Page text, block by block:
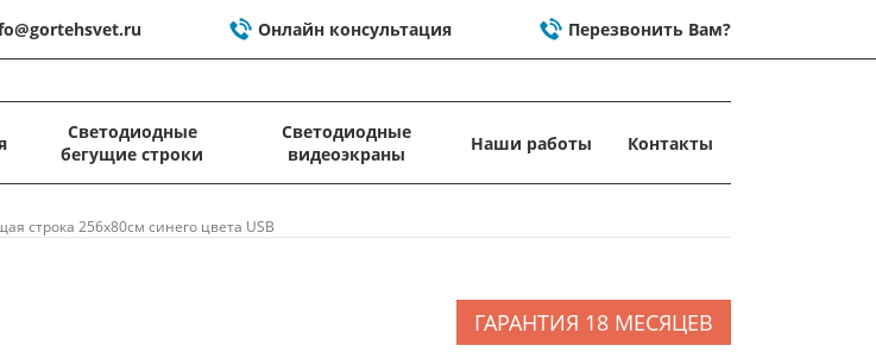
Онлайн консультация Перезвонить Вам?
Светодиодные
бегущие строки
Светодиодные
видеоэкраны
Наши работы Контакты
строка 256x80см синего цвета USB
ГАРАНТИЯ 18 МЕСЯЦЕВ